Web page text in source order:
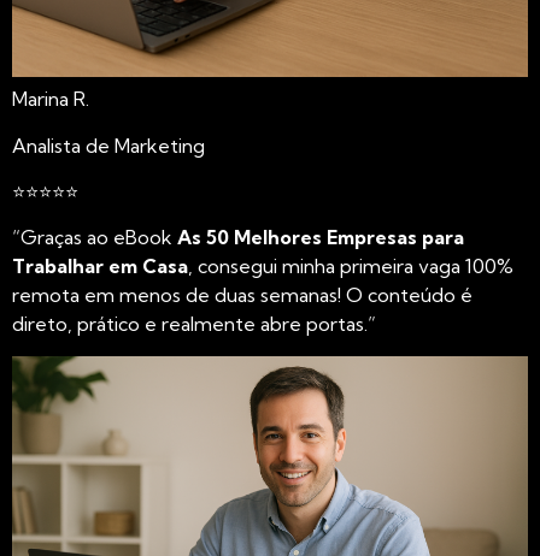
Marina R.
Analista de Marketing
⭐⭐⭐⭐⭐
“Graças ao eBook As 50 Melhores Empresas para
Trabalhar em Casa, consegui minha primeira vaga 100%
remota em menos de duas semanas! O conteúdo é
direto, prático e realmente abre portas.”